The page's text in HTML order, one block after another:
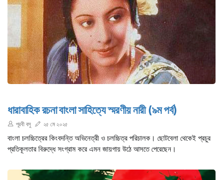
ধারাবাহিক রচনা বাংলা সাহিত্যে স্মরণীয় নারী (৯ম পর্ব)
পূরবী বসু ২৫ মে ২০২৫
বাংলা চলচ্চিত্রের কিংবদন্তি অভিনেত্রী ও চলচ্চিত্র পরিচালক। ছোটবেলা থেকেই প্রচুর
প্রতিকূলতার বিরুদ্ধে সংগ্রাম করে এমন জায়গায় উঠে আসতে পেরেছেন।